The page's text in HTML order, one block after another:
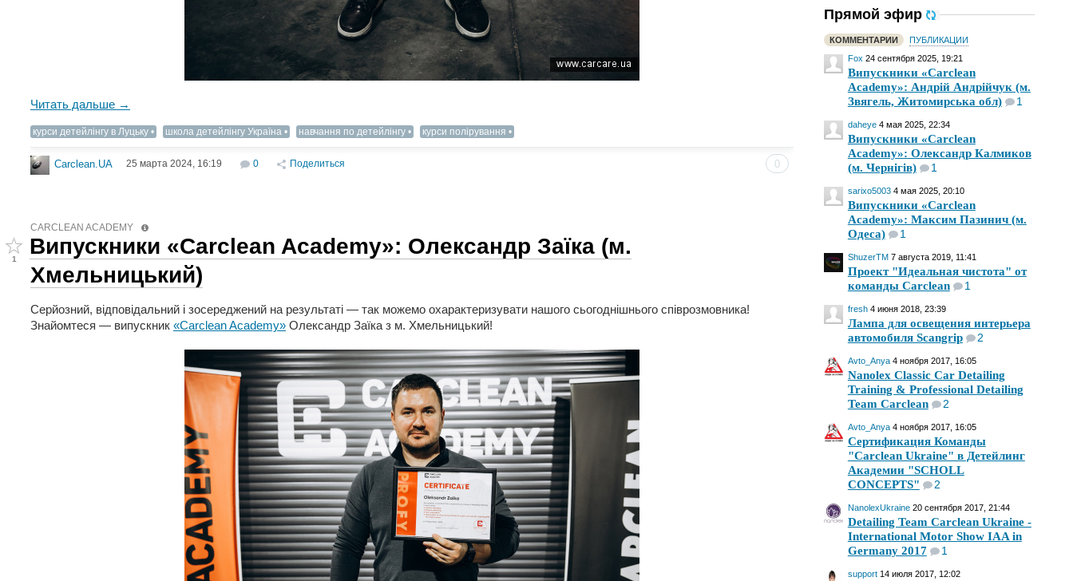
Прямой эфир
КОММЕНТАРИИ
ПУБЛИКАЦИИ
Fox 24 сентября 2025, 19:21
Випускники «Carclean
Academy»: Андрій Андрійчук (м.
Звягель, Житомирська обл)
1
daheye 4 мая 2025, 22:34
Випускники «Carclean
Academy»: Олександр Калмиков
(м. Чернігів)
1
sarixo5003 4 мая 2025, 20:10
Випускники «Carclean
Academy»: Максим Пазинич (м.
Одеса)
1
ShuzerTM 7 августа 2019, 11:41
Проект "Идеальная чистота" от
команды Carclean
1
fresh 4 июня 2018, 23:39
Лампа для освещения интерьера
автомобиля Scangrip
2
Avto_Anya 4 ноября 2017, 16:05
Nanolex Classic Car Detailing
Training & Professional Detailing
Team Carclean
2
Avto_Anya 4 ноября 2017, 16:05
Сертификация Команды
"Carclean Ukraine" в Детейлинг
Академии "SCHOLL
CONCEPTS"
2
NanolexUkraine 20 сентября 2017, 21:44
Detailing Team Carclean Ukraine -
International Motor Show IAA in
Germany 2017
1
support 14 июля 2017, 12:02
Читать дальше →
курси детейлінгу в Луцьку школа детейлінгу Україна навчання по детейлінгу курси полірування
Carclean.UA 25 марта 2024, 16:19 0 Поделиться 0
CARCLEAN ACADEMY
1
Випускники «Carclean Academy»: Олександр Заїка (м.
Хмельницький)
Серйозний, відповідальний і зосереджений на результаті — так можемо охарактеризувати нашого сьогоднішнього співрозмовника!
Знайомтеся — випускник «Carclean Academy» Олександр Заїка з м. Хмельницький!